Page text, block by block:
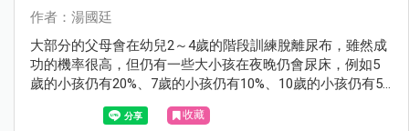
作者：湯國廷
大部分的父母會在幼兒2～4歲的階段訓練脫離尿布，雖然成
功的機率很高，但仍有一些大小孩在夜晚仍會尿床，例如5
歲的小孩仍有20%、7歲的小孩仍有10%、10歲的小孩仍有5%
會尿床。尿床雖然稱不上什麼嚴重的醫療問題，但對父母或
小孩而言，尿床這件事，有時卻是沉重的打擊。
收藏